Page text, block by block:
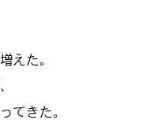
えた。
てきた。